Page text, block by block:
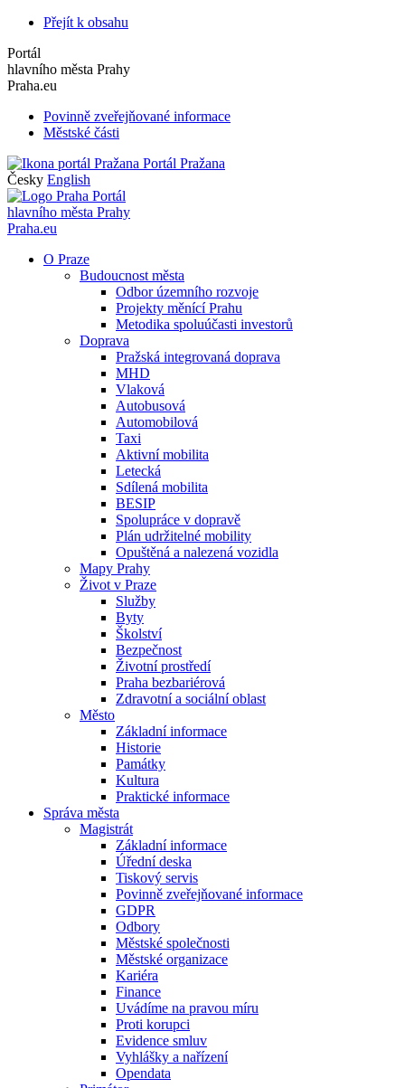
Přejít k obsahu
Portál
hlavního města Prahy
Praha.eu
Povinně zveřejňované informace
Městské části
Portál Pražana
Česky English
Portál
hlavního města Prahy
Praha.eu
O Praze
Budoucnost města
Odbor územního rozvoje
Projekty měnící Prahu
Metodika spoluúčasti investorů
Doprava
Pražská integrovaná doprava
MHD
Vlaková
Autobusová
Automobilová
Taxi
Aktivní mobilita
Letecká
Sdílená mobilita
BESIP
Spolupráce v dopravě
Plán udržitelné mobility
Opuštěná a nalezená vozidla
Mapy Prahy
Život v Praze
Služby
Byty
Školství
Bezpečnost
Životní prostředí
Praha bezbariérová
Zdravotní a sociální oblast
Město
Základní informace
Historie
Památky
Kultura
Praktické informace
Správa města
Magistrát
Základní informace
Úřední deska
Tiskový servis
Povinně zveřejňované informace
GDPR
Odbory
Městské společnosti
Městské organizace
Kariéra
Finance
Uvádíme na pravou míru
Proti korupci
Evidence smluv
Vyhlášky a nařízení
Opendata